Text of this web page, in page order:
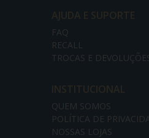
AJUDA E SUPORTE
FAQ
RECALL
TROCAS E
INSTITUCIONAL
QUEM SOMOS
POLÍTICA DE
NOSSAS LOJAS